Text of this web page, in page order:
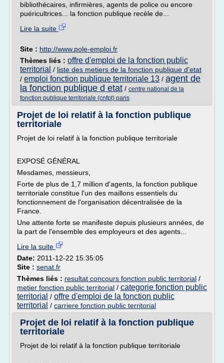
bibliothécaires, infirmières, agents de police ou encore
puéricultrices... la fonction publique recèle de...
Lire la suite
Site : http://www.pole-emploi.fr
Thèmes liés : offre d'emploi de la fonction public
territorial / liste des metiers de la fonction publique d'etat
/ emploi fonction publique territoriale 13 / agent de
la fonction publique d etat / centre national de la
fonction publique territoriale (cnfpt) paris
Projet de loi relatif à la fonction publique
territoriale
Projet de loi relatif à la fonction publique territoriale
EXPOSÉ GÉNÉRAL
Mesdames, messieurs,
Forte de plus de 1,7 million d'agents, la fonction publique
territoriale constitue l'un des maillons essentiels du
fonctionnement de l'organisation décentralisée de la
France.
Une attente forte se manifeste depuis plusieurs années, de
la part de l'ensemble des employeurs et des agents...
Lire la suite
Date: 2011-12-22 15:35:05
Site : senat.fr
Thèmes liés : resultat concours fonction public territorial /
metier fonction public territorial / categorie fonction public
territorial / offre d'emploi de la fonction public
territorial / carriere fonction public territorial
Projet de loi relatif à la fonction publique
territoriale
Projet de loi relatif à la fonction publique territoriale